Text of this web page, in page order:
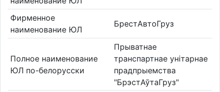
Фирменное
наименование ЮЛ
БрестАвтоГруз
Полное наименование
ЮЛ по-белорусски
Прыватнае
транспартнае унітарнае
прадпрыемства
"БрэстАўтаГруз"